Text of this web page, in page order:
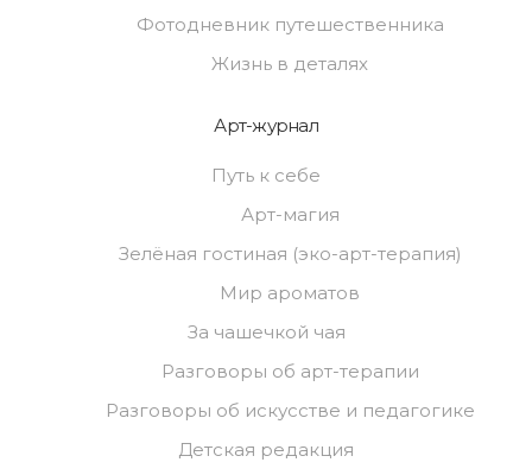
Фотодневник путешественника
Жизнь в деталях
Арт-журнал
Путь к себе
Арт-магия
Зелёная гостиная (эко-арт-терапия)
Мир ароматов
За чашечкой чая
Разговоры об арт-терапии
Разговоры об искусстве и педагогике
Детская редакция